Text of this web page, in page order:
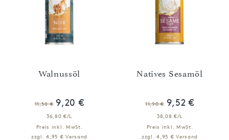
Walnussöl
11,50 € 9,20 €
36,80 €/L
Preis inkl. MwSt.
zzgl. 4,95 € Versand
Natives Sesamöl
11,90 € 9,52 €
38,08 €/L
Preis inkl. MwSt.
zzgl. 4,95 € Versand